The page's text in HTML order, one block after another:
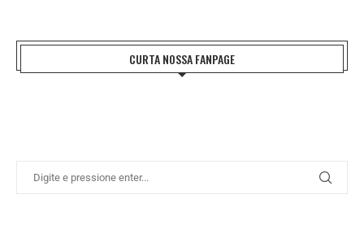
CURTA NOSSA FANPAGE